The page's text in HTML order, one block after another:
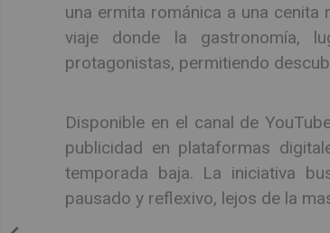
una ermita románica a una cenita
viaje donde la gastronomía,
protagonistas, permitiendo
Disponible en el canal de
publicidad en plataformas
temporada baja. La iniciativa
pausado y reflexivo, lejos de la